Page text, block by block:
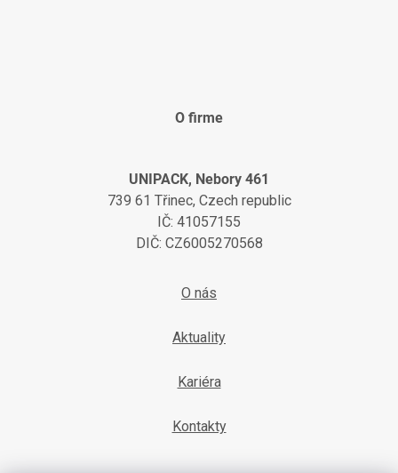
O firme
UNIPACK, Nebory 461
739 61 Třinec, Czech republic
IČ: 41057155
DIČ: CZ6005270568
O nás
Aktuality
Kariéra
Kontakty